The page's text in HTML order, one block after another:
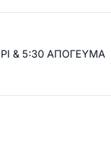
& 5:30 ΑΠΟΓΕΥΜΑ